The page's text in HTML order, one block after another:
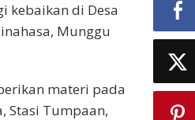
kebaikan di Desa
Munggu
materi pada
Stasi Tumpaan,